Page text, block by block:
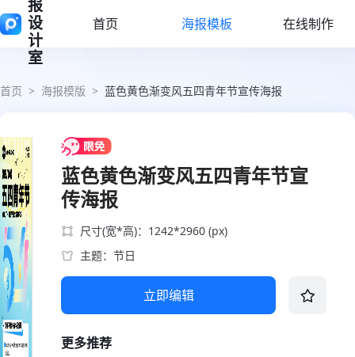
报
设
计
室
首页 海报模板 在线制作
首页 > 海报模版 > 蓝色黄色渐变风五四青年节宣传海报
蓝色黄色渐变风五四青年节宣
传海报
尺寸(宽*高)：1242*2960 (px)
主题：节日
立即编辑
更多推荐